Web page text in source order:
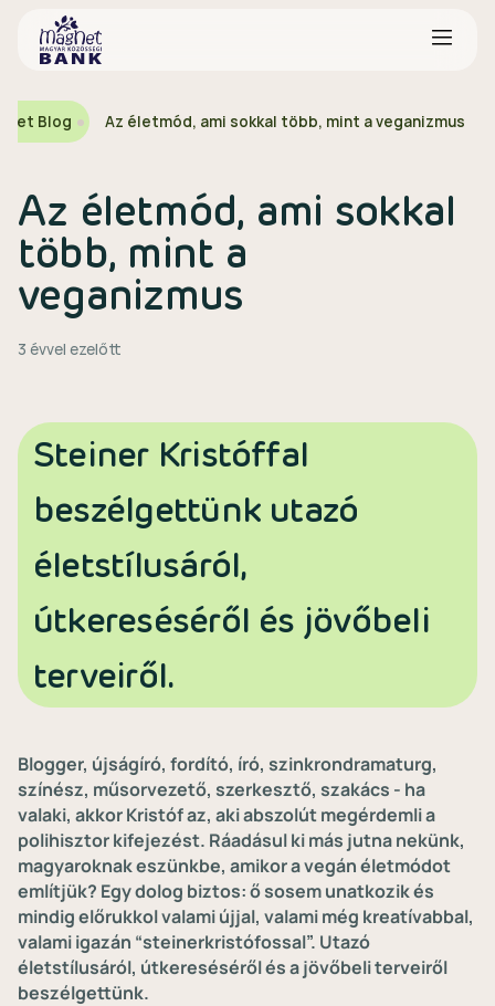
Blog Az életmód, ami sokkal több, mint a veganizmus
Az életmód, ami sokkal
több, mint a
veganizmus
3 évvel ezelőtt
Steiner Kristóffal
beszélgettünk utazó
életstílusáról,
útkereséséről és jövőbeli
terveiről.
Blogger, újságíró, fordító, író, szinkrondramaturg,
színész, műsorvezető, szerkesztő, szakács - ha
valaki, akkor Kristóf az, aki abszolút megérdemli a
polihisztor kifejezést. Ráadásul ki más jutna nekünk,
magyaroknak eszünkbe, amikor a vegán életmódot
említjük? Egy dolog biztos: ő sosem unatkozik és
mindig előrukkol valami újjal, valami még kreatívabbal,
valami igazán “steinerkristófossal”. Utazó
életstílusáról, útkereséséről és a jövőbeli terveiről
beszélgettünk.